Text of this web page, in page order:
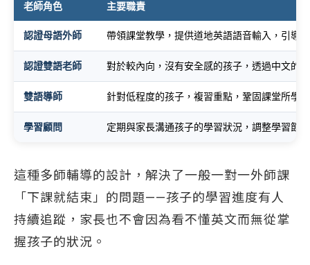
老師角色 主要職責
認證母語外師 帶領課堂教學，提供道地英語語音輸入，引導
認證雙語老師 對於較內向，沒有安全感的孩子，透過中文的
雙語導師 針對低程度的孩子，複習重點，鞏固課堂所學
學習顧問 定期與家長溝通孩子的學習狀況，調整學習節
這種多師輔導的設計，解決了一般一對一外師課
「下課就結束」的問題——孩子的學習進度有人
持續追蹤，家長也不會因為看不懂英文而無從掌
握孩子的狀況。